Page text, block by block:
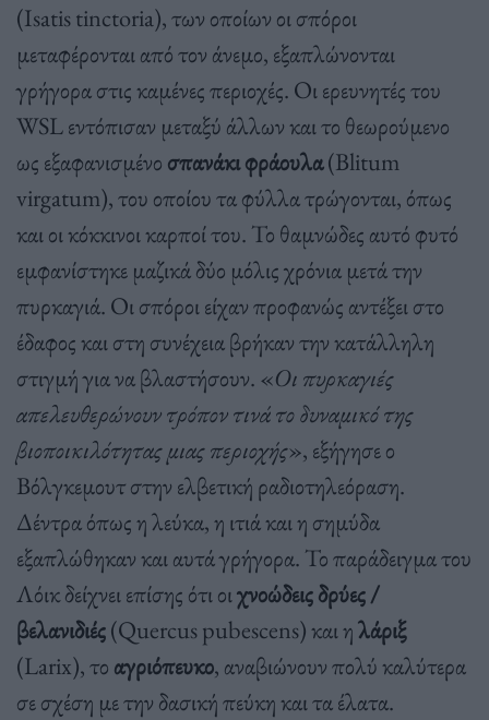
(Isatis tinctoria), των οποίων οι σπόροι
μεταφέρονται από τον άνεμο, εξαπλώνονται
γρήγορα στις καμένες περιοχές. Οι ερευνητές του
WSL εντόπισαν μεταξύ άλλων και το θεωρούμενο
ως εξαφανισμένο σπανάκι φράουλα(Blitum
virgatum), του οποίου τα φύλλα τρώγονται, όπως
και οι κόκκινοι καρποί του. Το θαμνώδες αυτό φυτό
εμφανίστηκε μαζικά δύο μόλις χρόνια μετά την
πυρκαγιά. Οι σπόροι είχαν προφανώς αντέξει στο
έδαφος και στη συνέχεια βρήκαν την κατάλληλη
στιγμή για να βλαστήσουν. «Οι πυρκαγιές
απελευθερώνουν τρόπον τινά το δυναμικό της
βιοποικιλότητας μιας περιοχής», εξήγησε ο
Βόλγκεμουτ στην ελβετική ραδιοτηλεόραση.
Δέντρα όπως η λεύκα, η ιτιά και η σημύδα
εξαπλώθηκαν και αυτά γρήγορα. Το παράδειγμα του
Λόικ δείχνει επίσης ότι οιχνοώδεις δρύες /
βελανιδιές(Quercus pubescens) και ηλάριξ
(Larix), το αγριόπευκο, αναβιώνουν πολύ καλύτερα
σε σχέση με την δασική πεύκη και τα έλατα.